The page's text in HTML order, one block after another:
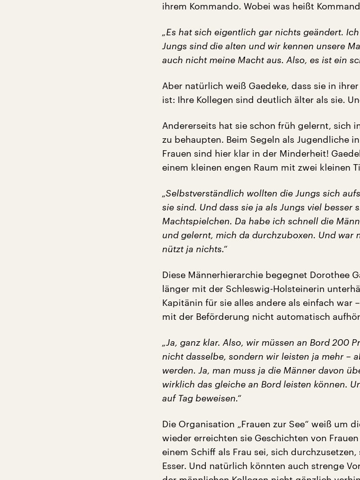
ihrem Kommando. Wobei was heißt
„Es hat sich eigentlich gar nichts geändert.
Jungs sind die alten und wir kennen unsere
auch nicht meine Macht aus. Also, es ist ein
Aber natürlich weiß Gaedeke, dass sie in
ist: Ihre Kollegen sind deutlich älter als sie.
Andererseits hat sie schon früh gelernt, sich
zu behaupten. Beim Segeln als Jugendliche
Frauen sind hier klar in der Minderheit!
einem kleinen engen Raum mit zwei kleinen
„Selbstverständlich wollten die Jungs sich
sie sind. Und dass sie ja als Jungs viel besser
Machtspielchen. Da habe ich schnell die
und gelernt, mich da durchzuboxen. Und war
nützt ja nichts.“
Diese Männerhierarchie begegnet Dorothee
länger mit der Schleswig-Holsteinerin
Kapitänin für sie alles andere als einfach war
mit der Beförderung nicht automatisch
„Ja, ganz klar. Also, wir müssen an Bord 200
nicht dasselbe, sondern wir leisten ja mehr –
werden. Ja, man muss ja die Männer davon
wirklich das gleiche an Bord leisten können.
auf Tag beweisen.“
Die Organisation „Frauen zur See“ weiß um
wieder erreichten sie Geschichten von
einem Schiff als Frau sei, sich
Esser. Und natürlich könnten auch strenge